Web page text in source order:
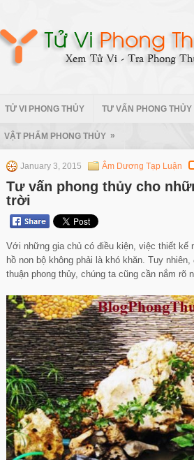
TỬ VI PHONG THỦY TƯ VẤN PHONG THỦY
VẬT PHẨM PHONG THỦY »
January 3, 2015 Âm Dương Tạp Luận
Tư vấn phong thủy cho
trời
Với những gia chủ có điều kiện, việc thiết kế
hồ non bộ không phải là khó khăn. Tuy nhiên,
thuận phong thủy, chúng ta cũng cần nắm rõ